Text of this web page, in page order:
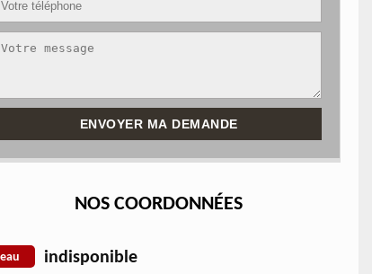
NOS COORDONNÉES
indisponible